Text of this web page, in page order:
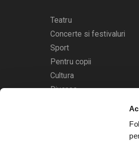
Teatru
Concerte si festivaluri
Sport
Pentru copii
Cultura
Diverse
Calendarul